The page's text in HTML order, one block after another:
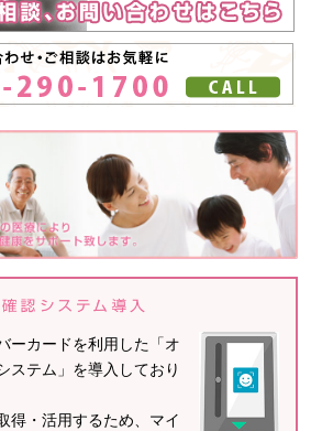
ーカードを利用した「オ
ステム」を導入しており
得・活用するため、マイ